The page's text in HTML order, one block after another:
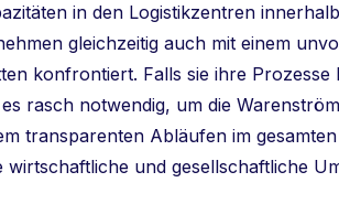
in den Logistikzentren
gleichzeitig auch mit einem
konfrontiert. Falls sie ihre
rasch notwendig, um die
transparenten Abläufen im
und gesellschaftliche